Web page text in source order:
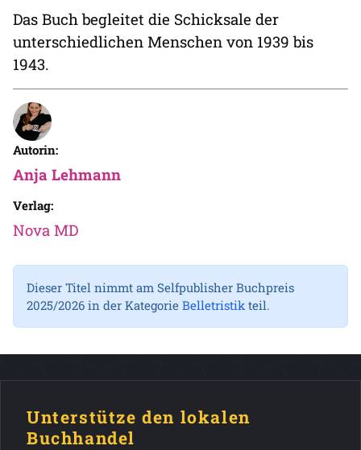
Das Buch begleitet die Schicksale der
unterschiedlichen Menschen von 1939 bis
1943.
Autorin:
Anja Lehmann
Verlag:
Nova MD
Dieser Titel nimmt am Selfpublisher Buchpreis
2025/2026 in der Kategorie Belletristikteil.
Unterstütze den lokalen
Buchhandel